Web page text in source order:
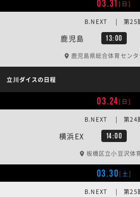
03.31 [日]
鹿児島 13:00
B.NEXT | 第25
鹿児島県総合体育セン
立川ダイスの日程
03.24[日]
横浜EX 14:00
B.NEXT | 第24
板橋区立小豆沢体
03.30[土]
B.NEXT | 第25